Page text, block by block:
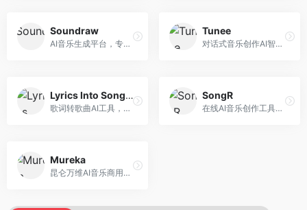
Soundraw
AI音乐生成平台，专注于免版税音乐创作。面向视频创作者和内容制作者，提供背景音乐生成、音乐定制等服务，音乐版权清晰，适合视频配乐场景。
Tunee
对话式音乐创作AI智能体，支持自然语言交互创作。面向音乐爱好者，通过对话方式完成音乐创作，交互体验友好，创作过程直观。
Lyrics Into Song AI
歌词转歌曲AI工具，支持将歌词转化为完整歌曲。面向歌词创作者和音乐爱好者，提供歌词谱曲、编曲制作等服务，歌词音乐化效率高。
SongR
在线AI音乐创作工具，支持歌词与旋律一体化生成。面向内容创作者和音乐爱好者，提供歌词创作、旋律生成、音乐制作等服务，操作简便，创作速度快。
Mureka
昆仑万维AI音乐商用创作平台，专注于商业音乐授权。面向企业和商业用户，提供版权音乐生成、商用授权等服务，音乐版权清晰，商业应用安全。